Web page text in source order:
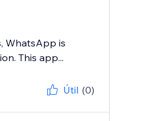
WhatsApp is
This app...
Útil (0)